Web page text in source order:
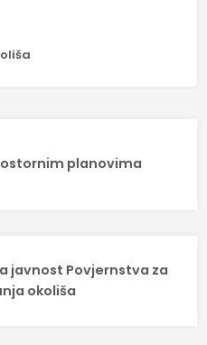
planovima
javnost Povjernstva za
okoliša